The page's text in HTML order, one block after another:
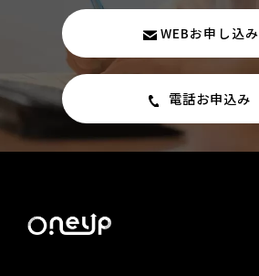
WEBお申し込み
電話お申込み